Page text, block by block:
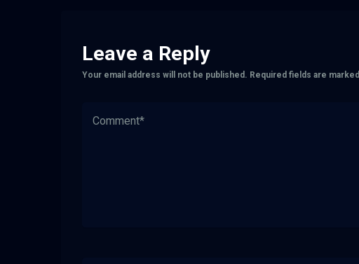
Leave a Reply
Your email address will not be published. Required fields are marked